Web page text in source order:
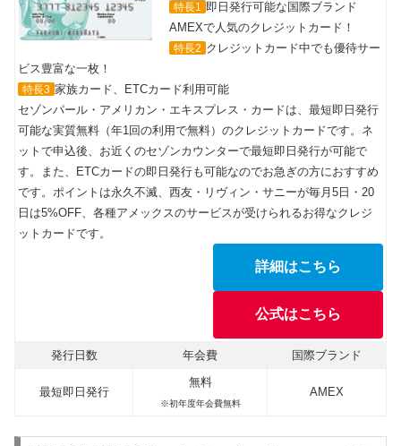
特長1 即日発行可能な国際ブランド
AMEXで人気のクレジットカード！
特長2 クレジットカード中でも優待サー
ビス豊富な一枚！
特長3 家族カード、ETCカード利用可能
セゾンパール・アメリカン・エキスプレス・カードは、最短即日発行
可能な実質無料（年1回の利用で無料）のクレジットカードです。ネ
ットで申込後、お近くのセゾンカウンターで最短即日発行が可能で
す。また、ETCカードの即日発行も可能なのでお急ぎの方におすすめ
です。ポイントは永久不滅、西友・リヴィン・サニーが毎月5日・20
日は5%OFF、各種アメックスのサービスが受けられるお得なクレジ
ットカードです。
詳細はこちら
公式はこちら
発行日数 年会費 国際ブランド
最短即日発行
無料
※初年度年会費無料
AMEX